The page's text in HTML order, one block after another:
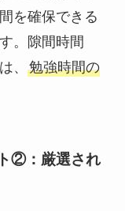
を確保できる
。隙間時間
、 勉強時間の
②：厳選され